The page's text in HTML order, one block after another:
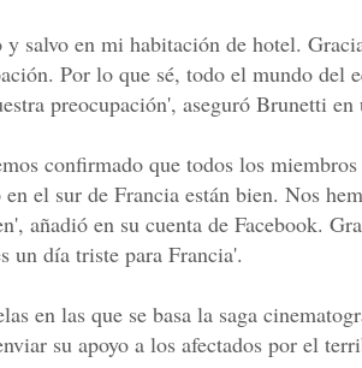
y salvo en mi habitación de hotel.
Por lo que sé, todo el mundo del
preocupación', aseguró Brunetti en
confirmado que todos los
el sur de Francia están bien. Nos
añadió en su cuenta de Facebook.
un día triste para Francia'.
en las que se basa la saga
su apoyo a los afectados por el